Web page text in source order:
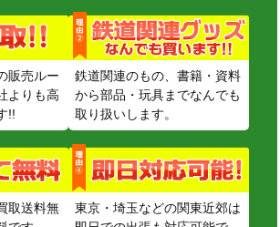
販売ルー
よりも高
!!
鉄道関連のもの、書籍・資料
から部品・玩具までなんでも
取り扱いします。
取送料無
東京・埼玉などの関東近郊は